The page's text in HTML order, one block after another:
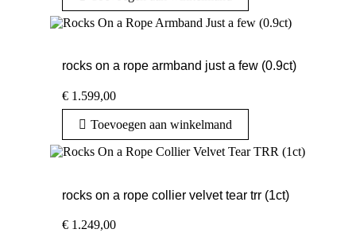
rocks on a rope armband just a few (0.9ct)
€ 1.599,00
Toevoegen aan winkelmand
rocks on a rope collier velvet tear trr (1ct)
€ 1.249,00